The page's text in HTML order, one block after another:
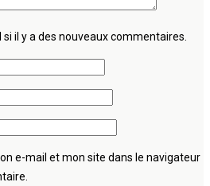
il y a des nouveaux commentaires.
e-mail et mon site dans le navigateur